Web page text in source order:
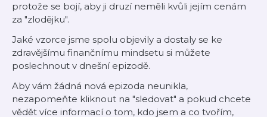
protože se bojí, aby ji druzí neměli kvůli jejím cenám
za "zlodějku".
Jaké vzorce jsme spolu objevily a dostaly se ke
zdravějšímu finančnímu mindsetu si můžete
poslechnout v dnešní epizodě.
Aby vám žádná nová epizoda neunikla,
nezapomeňte kliknout na "sledovat" a pokud chcete
vědět více informací o tom, kdo jsem a co tvořím,